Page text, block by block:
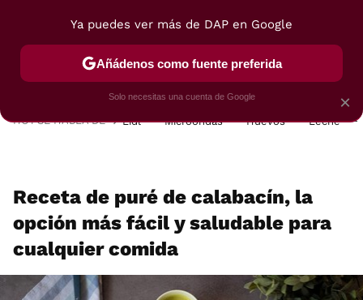
POSTRES VIAJES SELECCIÓN VEGUI
HOY SE HABLA DE Lidl Microondas Huevos Leche
Receta de puré de calabacín, la
opción más fácil y saludable para
cualquier comida
×
Ya puedes ver más de DAP en Google
Añádenos como fuente preferida
Solo necesitas una cuenta de Google